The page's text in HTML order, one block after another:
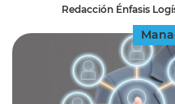
Redacción Énfasis